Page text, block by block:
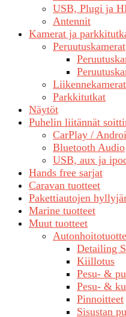
USB, Plugi ja
Antennit
Kamerat ja
Peruutuskamerat
Liikennekamerat
Parkkitutkat
Näytöt
Puhelin liitännät
CarPlay /
Bluetooth Audio
USB, aux ja
Hands free sarjat
Caravan tuotteet
Pakettiautojen
Marine tuotteet
Muut tuotteet
Detailing
Kiillotus
Pesu- &
Pesu- &
Pinnoitteet
Sisustan